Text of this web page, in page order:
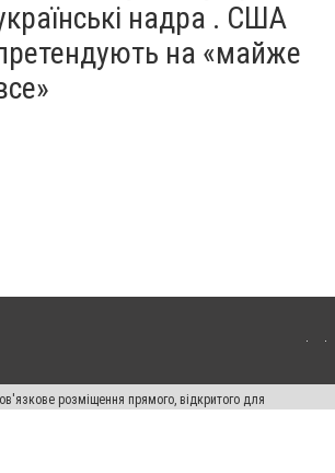
надра . США
на «майже
розміщення прямого, відкритого для